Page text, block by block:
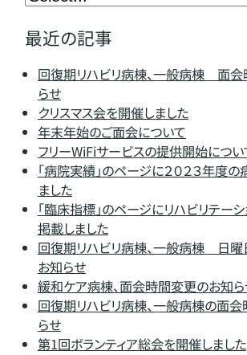
最近の記事
回復期リハビリ病棟、一般病棟 面
らせ
クリスマス会を開催しました
年末年始のご面会について
フリーWiFiサービスの提供開始につい
「病院実績」のページに２０２３年度
ました
「臨床指標」のページにリハビリテー
掲載しました
回復期リハビリ病棟、一般病棟 日
お知らせ
緩和ケア病棟、面会時間変更のお知
回復期リハビリ病棟、一般病棟の面
らせ
第1回ボランティア総会を開催しました